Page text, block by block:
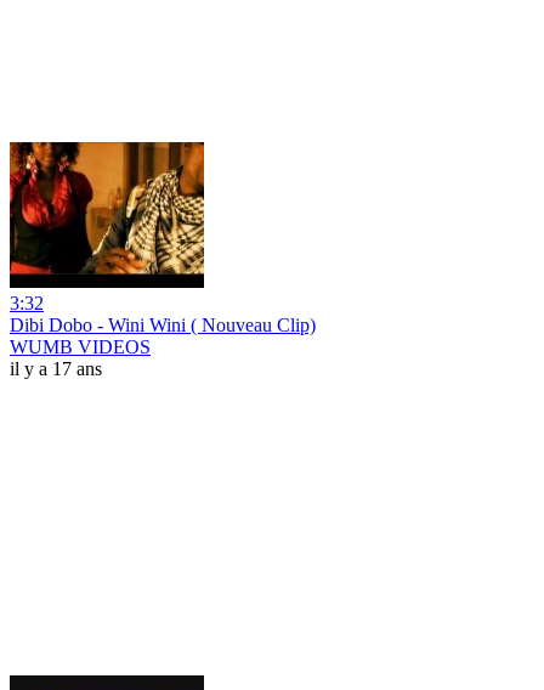
3:32
Dibi Dobo - Wini Wini ( Nouveau Clip)
WUMB VIDEOS
il y a 17 ans